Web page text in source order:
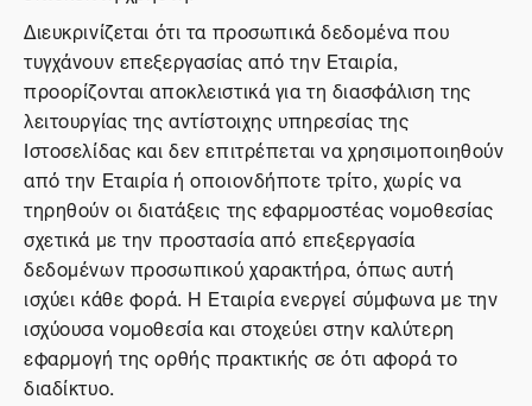
Διευκρινίζεται ότι τα προσωπικά δεδομένα που
τυγχάνουν επεξεργασίας από την Εταιρία,
προορίζονται αποκλειστικά για τη διασφάλιση της
λειτουργίας της αντίστοιχης υπηρεσίας της
Ιστοσελίδας και δεν επιτρέπεται να χρησιμοποιηθούν
από την Εταιρία ή οποιονδήποτε τρίτο, χωρίς να
τηρηθούν οι διατάξεις της εφαρμοστέας νομοθεσίας
σχετικά με την προστασία από επεξεργασία
δεδομένων προσωπικού χαρακτήρα, όπως αυτή
ισχύει κάθε φορά. Η Εταιρία ενεργεί σύμφωνα με την
ισχύουσα νομοθεσία και στοχεύει στην καλύτερη
εφαρμογή της ορθής πρακτικής σε ότι αφορά το
διαδίκτυο.